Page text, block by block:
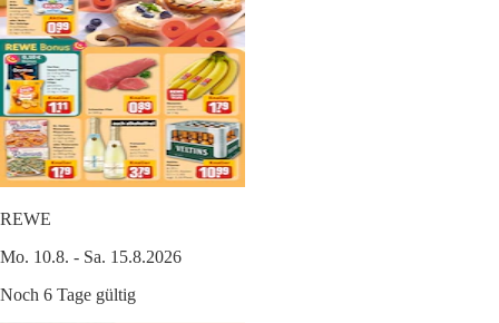
REWE
Mo. 10.8. - Sa. 15.8.2026
Noch 6 Tage gültig